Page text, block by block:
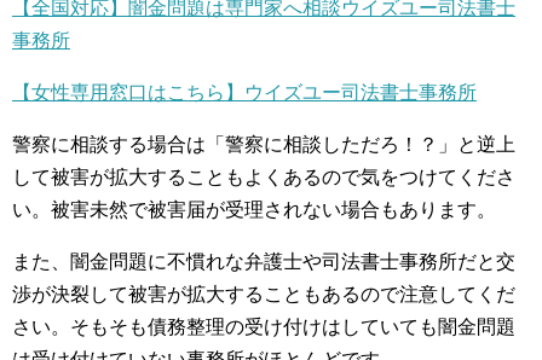
【全国対応】闇金問題は専門家へ相談ウイズユー司法書士
事務所
【女性専用窓口はこちら】ウイズユー司法書士事務所
警察に相談する場合は「警察に相談しただろ！？」と逆上
して被害が拡大することもよくあるので気をつけてくださ
い。被害未然で被害届が受理されない場合もあります。
また、闇金問題に不慣れな弁護士や司法書士事務所だと交
渉が決裂して被害が拡大することもあるので注意してくだ
さい。そもそも債務整理の受け付けはしていても闇金問題